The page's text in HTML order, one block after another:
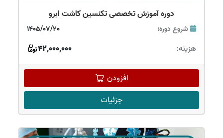
دوره آموزش تخصصی تکنسین کاشت ابرو
شروع دوره: 1405/07/20
هزینه: 42,000,000
افزودن
جزئیات